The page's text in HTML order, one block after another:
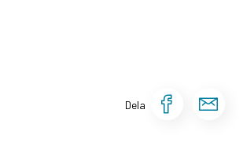
Dela Dela